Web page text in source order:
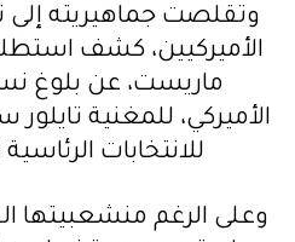
الأميركيين، كشف
ماريست، عن بلوغ
الأميركي، للمغنية
للانتخابات الرئاسية 2024، إلى 70%.
وعلى الرغم منشعبيتها